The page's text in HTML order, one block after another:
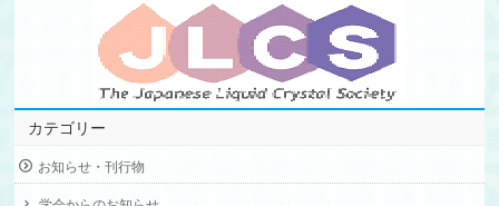
カテゴリー
お知らせ・刊行物